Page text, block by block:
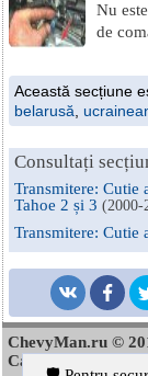
Nu
de
Această secțiune
belarusă
Consultați
Transmitere: Cutie
Tahoe 2 și 3 (2000-
Transmitere: Cutie
ChevyMan.ru ©
Cautare site